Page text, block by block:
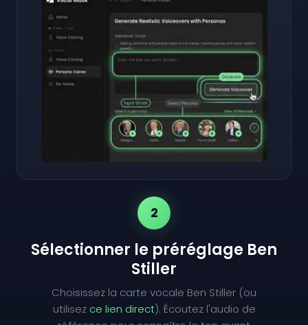
2
Sélectionner le préréglage Ben
Stiller
Choisissez la carte vocale Ben Stiller (ou
utilisez ce lien direct). Écoutez l'audio de